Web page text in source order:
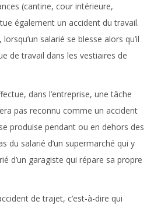
(cantine, cour intérieure,
également un accident du travail.
salarié se blesse alors qu’il
de travail dans les vestiaires de
dans l’entreprise, une tâche
pas reconnu comme un accident
produise pendant ou en dehors des
du salarié d’un supermarché qui y
d’un garagiste qui répare sa propre
de trajet, c’est-à-dire qui